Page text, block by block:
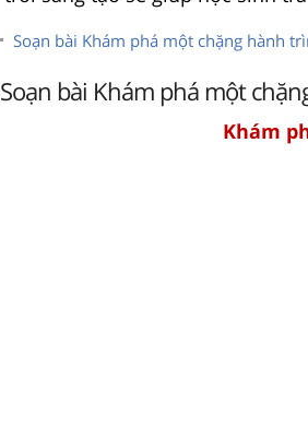
Soạn bài Khám phá một chặng hành
Soạn bài Khám phá một
Khám